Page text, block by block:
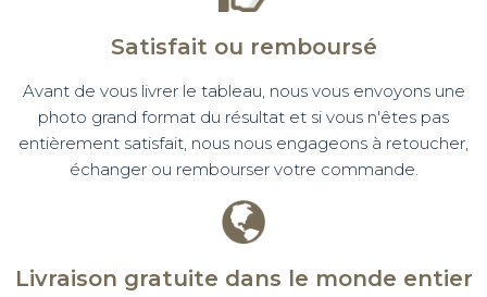
Satisfait ou remboursé
Avant de vous livrer le tableau, nous vous envoyons une
photo grand format du résultat et si vous n'êtes pas
entièrement satisfait, nous nous engageons à retoucher,
échanger ou rembourser votre commande.
Livraison gratuite dans le monde entier